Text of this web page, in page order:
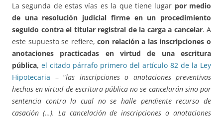
La segunda de estas vías es la que tiene lugar por medio
de una resolución judicial firme en un procedimiento
seguido contra el titular registral de la carga a cancelar. A
este supuesto se refiere,con relación a las inscripciones o
anotaciones practicadas en virtud de una escritura
pública, el citado párrafo primero del artículo 82 de la Ley
Hipotecaria – “las inscripciones o anotaciones preventivas
hechas en virtud de escritura pública no se cancelarán sino por
sentencia contra la cual no se halle pendiente recurso de
casación (…). La cancelación de inscripciones o anotaciones